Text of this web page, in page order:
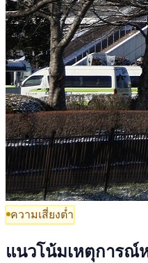
ความเสี่ยงต่ำ
แนวโน้มเหตุการณ์